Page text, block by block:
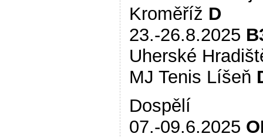
Kroměříž D
23.-26.8.2025
Uherské
MJ Tenis Líšeň
Dospělí
07.-09.6.2025